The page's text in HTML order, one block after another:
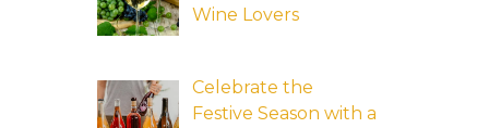
Wine Lovers
Celebrate the
Festive Season with a